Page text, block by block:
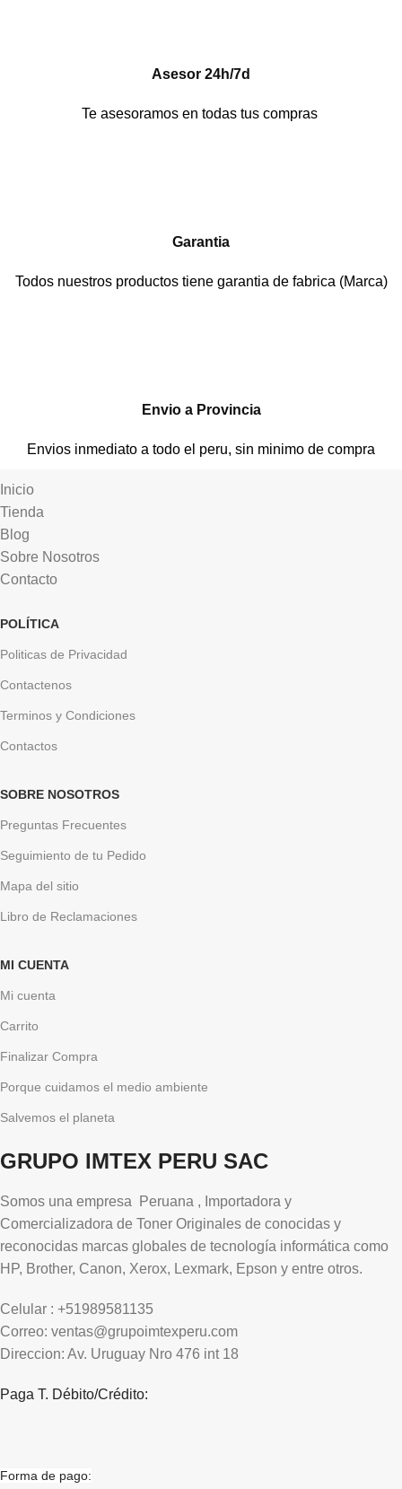
Asesor 24h/7d
Te asesoramos en todas tus compras
Garantia
Todos nuestros productos tiene garantia de fabrica (Marca)
Envio a Provincia
Envios inmediato a todo el peru, sin minimo de compra
Inicio
Tienda
Blog
Sobre Nosotros
Contacto
POLÍTICA
Politicas de Privacidad
Contactenos
Terminos y Condiciones
Contactos
SOBRE NOSOTROS
Preguntas Frecuentes
Seguimiento de tu Pedido
Mapa del sitio
Libro de Reclamaciones
MI CUENTA
Mi cuenta
Carrito
Finalizar Compra
Porque cuidamos el medio ambiente
Salvemos el planeta
GRUPO IMTEX PERU SAC
Somos una empresa Peruana , Importadora y
Comercializadora de Toner Originales de conocidas y
reconocidas marcas globales de tecnología informática como
HP, Brother, Canon, Xerox, Lexmark, Epson y entre otros.
Celular : +51989581135
Correo: ventas@grupoimtexperu.com
Direccion: Av. Uruguay Nro 476 int 18
Paga T. Débito/Crédito:
Forma de pago: